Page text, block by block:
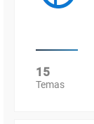
15
Temas